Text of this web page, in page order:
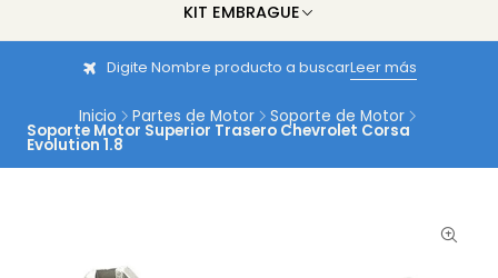
KIT EMBRAGUE
Digite Nombre producto a buscarLeer más
Inicio Partes de Motor Soporte de Motor
Soporte Motor Superior Trasero Chevrolet Corsa
Evolution 1.8